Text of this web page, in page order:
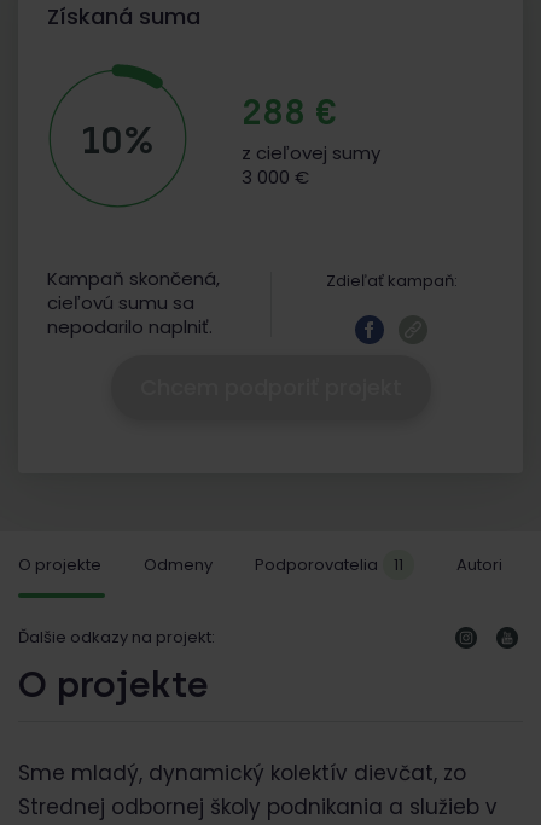
Získaná suma
10%
288 €
z cieľovej sumy
3 000 €
Kampaň skončená,
cieľovú sumu sa
nepodarilo naplniť.
Zdieľať kampaň:
O projekte Odmeny Podporovatelia 11 Autori
Ďalšie odkazy na projekt:
O projekte
Sme mladý, dynamický kolektív dievčat, zo
Strednej odbornej školy podnikania a služieb v